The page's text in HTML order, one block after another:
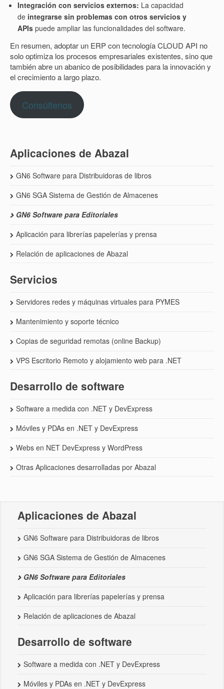
Integración con servicios externos: La capacidad
de integrarse sin problemas con otros servicios y
APIs puede ampliar las funcionalidades del software.
En resumen, adoptar un ERP con tecnología CLOUD API no
solo optimiza los procesos empresariales existentes, sino que
también abre un abanico de posibilidades para la innovación y
el crecimiento a largo plazo.
Consúltenos
Aplicaciones de Abazal
GN6 Software para Distribuidoras de libros
GN6 SGA Sistema de Gestión de Almacenes
GN6 Software para Editoriales
Aplicación para librerías papelerías y prensa
Relación de aplicaciones de Abazal
Servicios
Servidores redes y máquinas virtuales para PYMES
Mantenimiento y soporte técnico
Copias de seguridad remotas (online Backup)
VPS Escritorio Remoto y alojamiento web para .NET
Desarrollo de software
Software a medida con .NET y DevExpress
Móviles y PDAs en .NET y DevExpress
Webs en NET DevExpress y WordPress
Otras Aplicaciones desarrolladas por Abazal
Aplicaciones de Abazal
GN6 Software para Distribuidoras de libros
GN6 SGA Sistema de Gestión de Almacenes
GN6 Software para Editoriales
Aplicación para librerías papelerías y prensa
Relación de aplicaciones de Abazal
Desarrollo de software
Software a medida con .NET y DevExpress
Móviles y PDAs en .NET y DevExpress